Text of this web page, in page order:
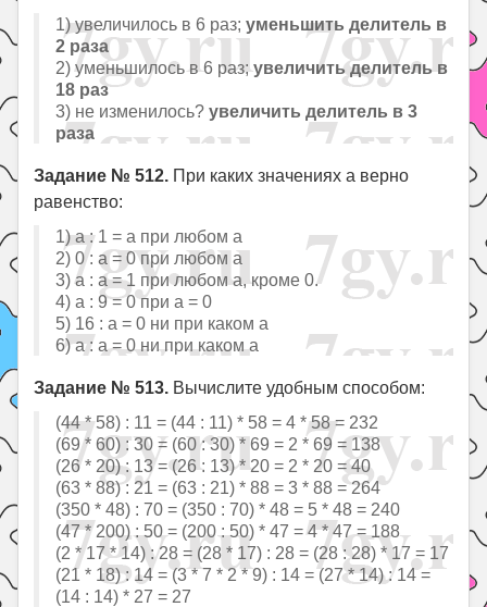
1) увеличилось в 6 раз;уменьшить делитель в
2 раза
2) уменьшилось в 6 раз;увеличить делитель в
18 раз
3) не изменилось?увеличить делитель в 3
раза
Задание № 512. При каких значениях a верно
равенство:
1) a : 1 = a при любом a
2) 0 : a = 0 при любом a
3) a : a = 1 при любом a, кроме 0.
4) a : 9 = 0 при a = 0
5) 16 : a = 0 ни при каком a
6) a : a = 0 ни при каком a
Задание № 513. Вычислите удобным способом:
(44 * 58) : 11 = (44 : 11) * 58 = 4 * 58 = 232
(69 * 60) : 30 = (60 : 30) * 69 = 2 * 69 = 138
(26 * 20) : 13 = (26 : 13) * 20 = 2 * 20 = 40
(63 * 88) : 21 = (63 : 21) * 88 = 3 * 88 = 264
(350 * 48) : 70 = (350 : 70) * 48 = 5 * 48 = 240
(47 * 200) : 50 = (200 : 50) * 47 = 4 * 47 = 188
(2 * 17 * 14) : 28 = (28 * 17) : 28 = (28 : 28) * 17 = 17
(21 * 18) : 14 = (3 * 7 * 2 * 9) : 14 = (27 * 14) : 14 =
(14 : 14) * 27 = 27